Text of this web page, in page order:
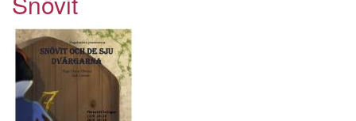
Greta